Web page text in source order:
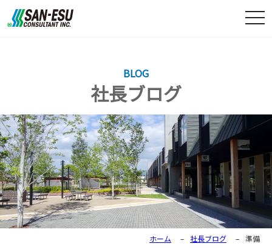
BLOG
社長ブログ
ホーム – 社長ブログ – 準備